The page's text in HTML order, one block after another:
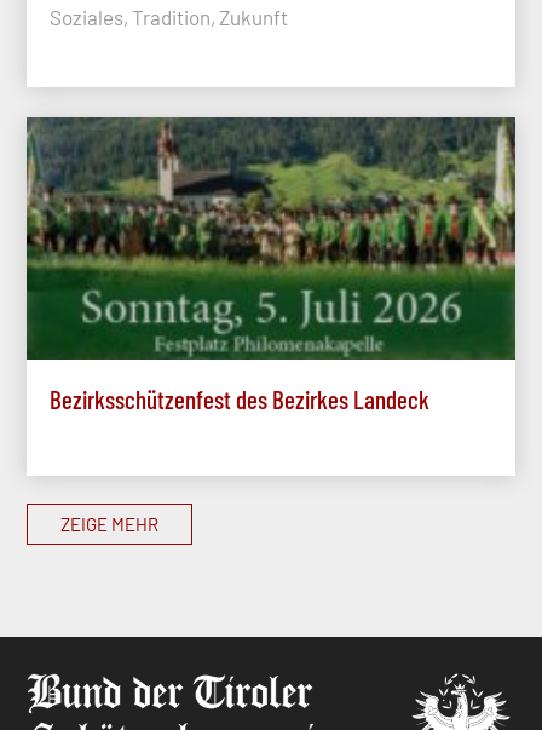
Soziales, Tradition, Zukunft
Bezirksschützenfest des Bezirkes Landeck
ZEIGE MEHR